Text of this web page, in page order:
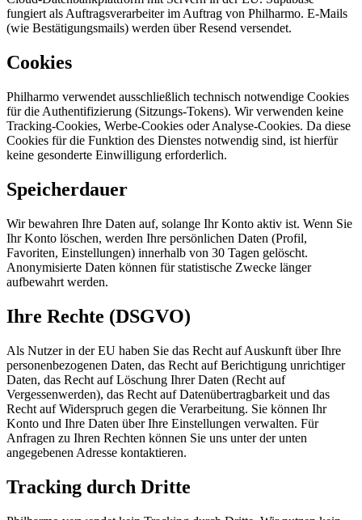
fungiert als Auftragsverarbeiter im Auftrag von Philharmo. E-Mails
(wie Bestätigungsmails) werden über Resend versendet.
Cookies
Philharmo verwendet ausschließlich technisch notwendige Cookies
für die Authentifizierung (Sitzungs-Tokens). Wir verwenden keine
Tracking-Cookies, Werbe-Cookies oder Analyse-Cookies. Da diese
Cookies für die Funktion des Dienstes notwendig sind, ist hierfür
keine gesonderte Einwilligung erforderlich.
Speicherdauer
Wir bewahren Ihre Daten auf, solange Ihr Konto aktiv ist. Wenn Sie
Ihr Konto löschen, werden Ihre persönlichen Daten (Profil,
Favoriten, Einstellungen) innerhalb von 30 Tagen gelöscht.
Anonymisierte Daten können für statistische Zwecke länger
aufbewahrt werden.
Ihre Rechte (DSGVO)
Als Nutzer in der EU haben Sie das Recht auf Auskunft über Ihre
personenbezogenen Daten, das Recht auf Berichtigung unrichtiger
Daten, das Recht auf Löschung Ihrer Daten (Recht auf
Vergessenwerden), das Recht auf Datenübertragbarkeit und das
Recht auf Widerspruch gegen die Verarbeitung. Sie können Ihr
Konto und Ihre Daten über Ihre Einstellungen verwalten. Für
Anfragen zu Ihren Rechten können Sie uns unter der unten
angegebenen Adresse kontaktieren.
Tracking durch Dritte